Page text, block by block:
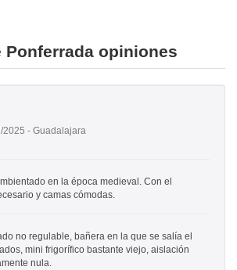
Ponferrada opiniones
2025 - Guadalajara
en la época medieval. Con el
y camas cómodas.
no regulable, bañera en la que se salía el
mini frigorífico bastante viejo, aislación
nula.